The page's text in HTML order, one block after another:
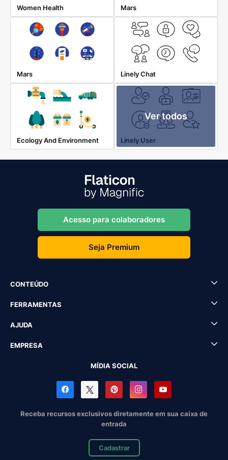
Women Health Mars
Mars Linely Chat
Ecology And Environment
Ver todos
Linely User
Acesso para colaboradores
Seja Premium
CONTEÚDO
FERRAMENTAS
AJUDA
EMPRESA
MÍDIA SOCIAL
Receba recursos exclusivos diretamente em sua caixa de
entrada
Cadastrar